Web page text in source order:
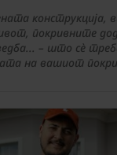
конструкција,
покривните
– што сè
на вашиот